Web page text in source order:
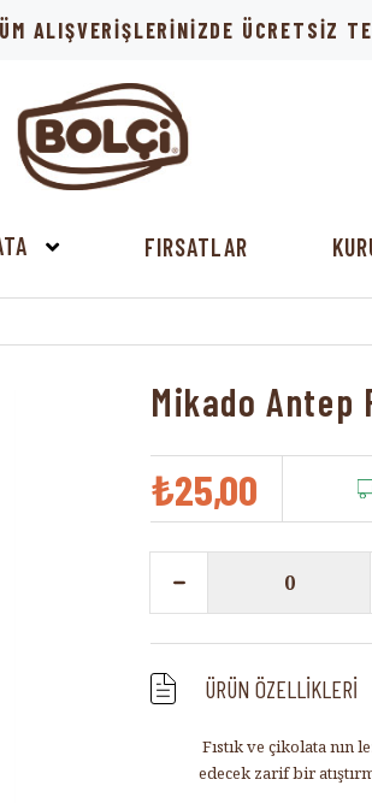
ALIŞVERİŞLERİNİZDE ÜCRETSİZ
FIRSATLAR
Mikado Antep
₺25,00
ÜRÜN ÖZELLIKLERI
Fıstık ve çikolata
edecek zarif bir